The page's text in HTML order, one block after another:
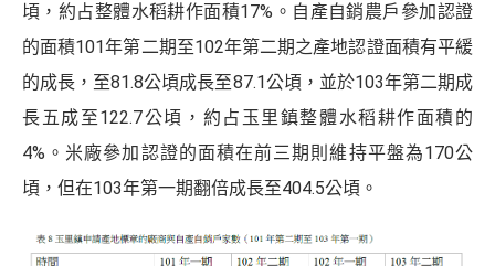
頃，約占整體水稻耕作面積17%。自產自銷農戶參加認證
的面積101年第二期至102年第二期之產地認證面積有平緩
的成長，至81.8公頃成長至87.1公頃，並於103年第二期成
長五成至122.7公頃，約占玉里鎮整體水稻耕作面積的
4%。米廠參加認證的面積在前三期則維持平盤為170公
頃，但在103年第一期翻倍成長至404.5公頃。